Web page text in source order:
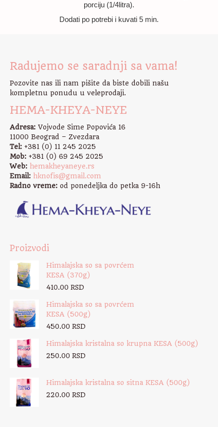
porciju (1/4litra).
Dodati po potrebi i kuvati 5 min.
Radujemo se saradnji sa vama!
Pozovite nas ili nam pišite da biste dobili našu
kompletnu ponudu u veleprodaji.
HEMA-KHEYA-NEYE
Adresa: Vojvode Sime Popovića 16
11000 Beograd – Zvezdara
Tel: +381 (0) 11 245 2025
Mob: +381 (0) 69 245 2025
Web: hemakheyaneye.rs
Email: hknofis@gmail.com
Radno vreme: od ponedeljka do petka 9-16h
Proizvodi
Himalajska so sa povrćem
KESA (370g)
410.00 RSD
Himalajska so sa povrćem
KESA (500g)
450.00 RSD
Himalajska kristalna so krupna KESA (500g)
250.00 RSD
Himalajska kristalna so sitna KESA (500g)
220.00 RSD